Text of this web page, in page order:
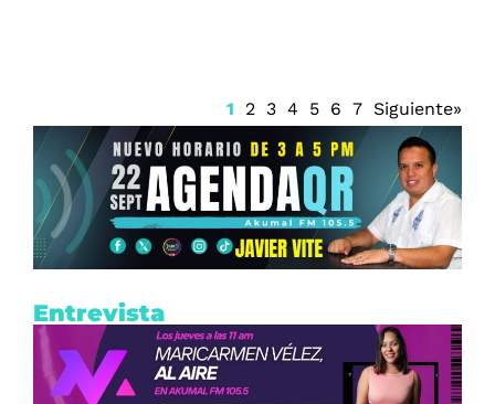
1 2 3 4 5 6 7 Siguiente»
Entrevista